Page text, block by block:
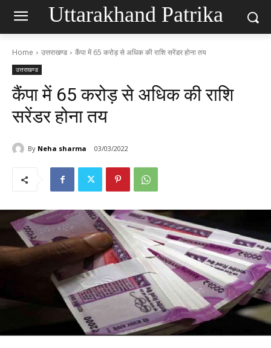
Uttarakhand Patrika
Home उत्तराखण्ड कैंपा में 65 करोड़ से अधिक की राशि सरेंडर होना तय
उत्तराखण्ड
कैंपा में 65 करोड़ से अधिक की राशि
सरेंडर होना तय
By Neha sharma 03/03/2022